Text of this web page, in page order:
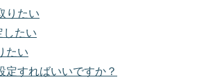
りたい
したい
たい
定すればいいですか？